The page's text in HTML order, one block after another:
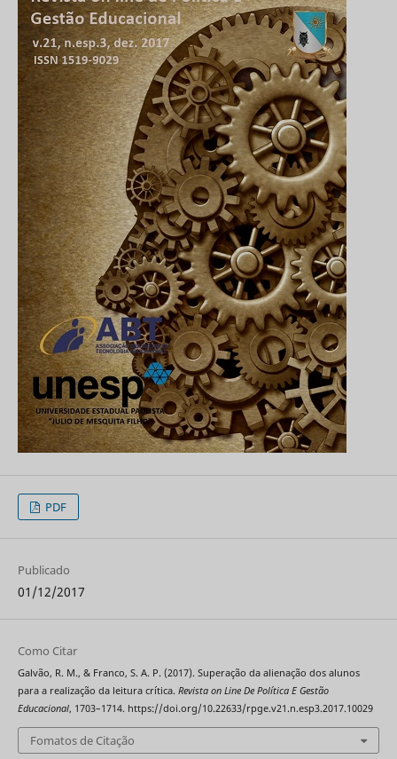
PDF
Publicado
01/12/2017
Como Citar
Galvão, R. M., & Franco, S. A. P. (2017). Superação da alienação dos alunos
para a realização da leitura crítica. Revista on Line De Política E Gestão
Educacional, 1703–1714. https://doi.org/10.22633/rpge.v21.n.esp3.2017.10029
Fomatos de Citação